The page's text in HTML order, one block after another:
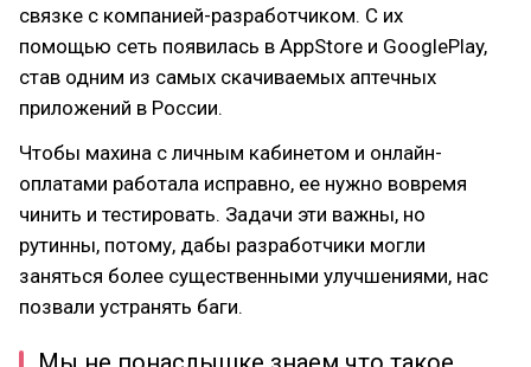
связке с компанией-разработчиком. С их
помощью сеть появилась в AppStore и GooglePlay,
став одним из самых скачиваемых аптечных
приложений в России.
Чтобы махина с личным кабинетом и онлайн-
оплатами работала исправно, ее нужно вовремя
чинить и тестировать. Задачи эти важны, но
рутинны, потому, дабы разработчики могли
заняться более существенными улучшениями, нас
позвали устранять баги.